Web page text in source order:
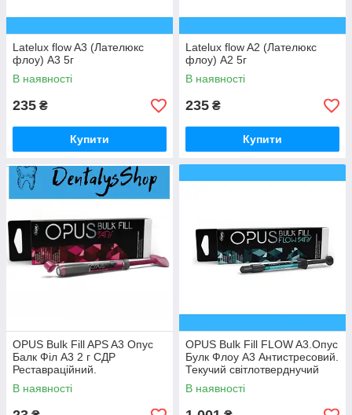
Latelux flow A3 (Лателюкс
флоу) А3 5г
В наявності
235 ₴
Купити
Latelux flow A2 (Лателюкс
флоу) А2 5г
В наявності
235 ₴
Купити
OPUS Bulk Fill APS A3 Опус
Балк Філ А3 2 г СДР
Реставраційний.
Світлотверднучий
В наявності
OPUS Bulk Fill FLOW A3.Опус
Булк Флоу А3 Антистресовий.
Текучий світлотверднучий
композит
В наявності